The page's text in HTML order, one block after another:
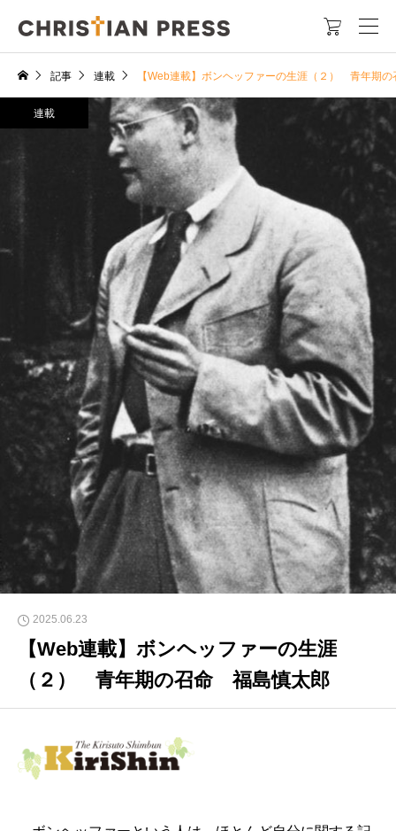

記事 連載 【Web連載】ボンヘッファーの生涯（２） 青年期
連載
2025.06.23
【Web連載】ボンヘッファーの生涯
（２） 青年期の召命 福島慎太郎